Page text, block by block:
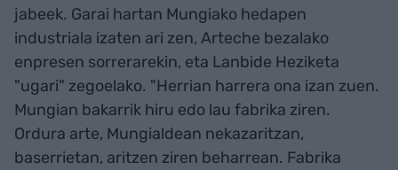
jabeek. Garai hartan Mungiako hedapen
industriala izaten ari zen, Arteche bezalako
enpresen sorrerarekin, eta Lanbide Heziketa
"ugari" zegoelako. "Herrian harrera ona izan zuen.
Mungian bakarrik hiru edo lau fabrika ziren.
Ordura arte, Mungialdean nekazaritzan,
baserrietan, aritzen ziren beharrean. Fabrika